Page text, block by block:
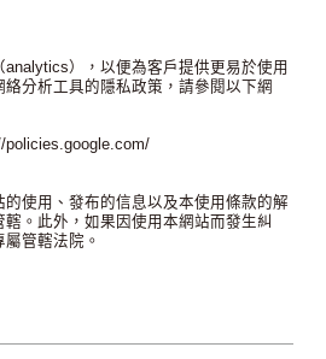
），以便為客戶提供更易於使用
分析工具的隱私政策，請參閱以下網
policies.google.com/
的使用、發布的信息以及本使用條款的解
。此外，如果因使用本網站而發生糾
管轄法院。